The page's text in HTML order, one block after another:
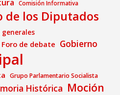
Comisión Informativa
de los Diputados
generales
Foro de debate Gobierno
Grupo Parlamentario Socialista
Histórica Moción